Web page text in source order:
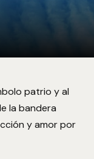
patrio y al
la bandera
y amor por